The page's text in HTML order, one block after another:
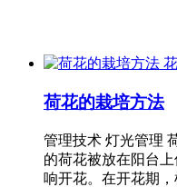
荷花的栽培方法
管理技术 灯光管理
的荷花被放在阳台
响开花。在开花期